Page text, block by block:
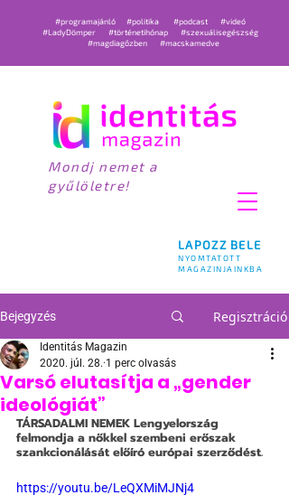
LAPOZZ BELE
NYOMTATOTT
MAGAZINJAINKBA
#programajánló #politika #podcast
#videó
#LadyDömper
#történetihónap
#szexuálisegészség
#magdiagőzben
#macskamedve
Mondj nemet a
gyűlöletre!
Bejegyzés Regisztráció
Varsó elutasítja a „gender
ideológiát”
Identitás Magazin
2020. júl. 28. 1 perc olvasás
TÁRSADALMI NEMEK Lengyelország
felmondja a nőkkel szembeni erőszak
szankcionálását előíró európai szerződést.
https://youtu.be/LeQXMiMJNj4